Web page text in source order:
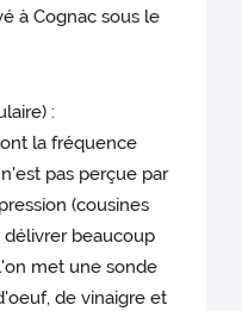
à Cognac sous le
:
la fréquence
pas perçue par
(cousines
beaucoup
met une sonde
de vinaigre et